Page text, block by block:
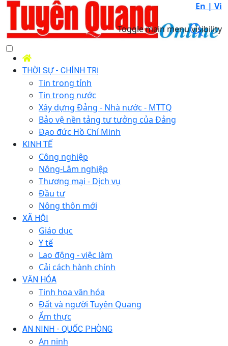
En | Vi
Toggle main menu visibility
THỜI SỰ - CHÍNH TRỊ
Tin trong tỉnh
Tin trong nước
Xây dựng Đảng - Nhà nước - MTTQ
Bảo vệ nền tảng tư tưởng của Đảng
Đạo đức Hồ Chí Minh
KINH TẾ
Công nghiệp
Nông-Lâm nghiệp
Thương mại - Dịch vụ
Đầu tư
Nông thôn mới
XÃ HỘI
Giáo dục
Y tế
Lao động - việc làm
Cải cách hành chính
VĂN HÓA
Tinh hoa văn hóa
Đất và người Tuyên Quang
Ẩm thực
AN NINH - QUỐC PHÒNG
An ninh